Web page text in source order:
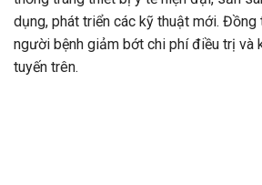
dụng, phát triển các kỹ thuật mới.
người bệnh giảm bớt chi phí điều trị và
tuyến trên.